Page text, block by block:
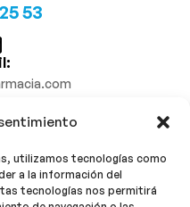
utilizamos tecnologías como
a la información del
tecnologías nos permitirá
53